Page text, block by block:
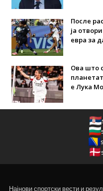
После
ја
евра за
Ова што
е Лука
Најнови спортски вести и